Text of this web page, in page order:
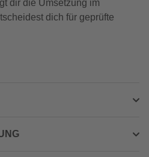
dir die Umsetzung im
dich für geprüfte